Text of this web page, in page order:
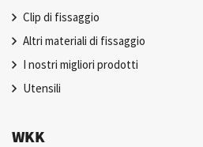
Clip di fissaggio
Altri materiali di fissaggio
I nostri migliori prodotti
Utensili
WKK